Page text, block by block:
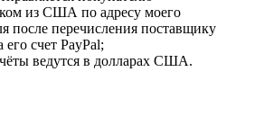
из США по адресу моего
после перечисления поставщику
его счет PayPal;
ведутся в долларах США.